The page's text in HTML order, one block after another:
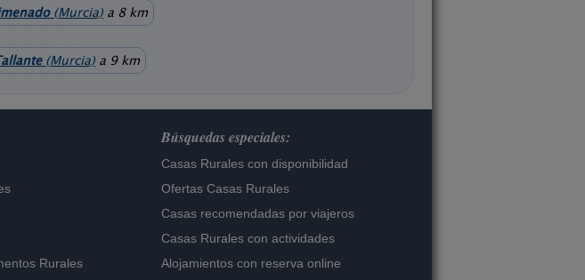
(Murcia) a 8 km
(Murcia) a 9 km
Rurales
Búsquedas especiales:
Casas Rurales con disponibilidad
Ofertas Casas Rurales
Casas recomendadas por viajeros
Casas Rurales con actividades
Alojamientos con reserva online